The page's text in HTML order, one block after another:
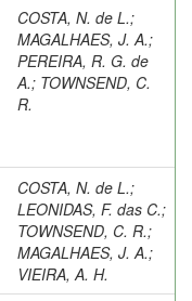
COSTA, N. de L.;
MAGALHAES, J. A.;
PEREIRA, R. G. de
A.; TOWNSEND, C.
R.
COSTA, N. de L.;
LEONIDAS, F. das C.;
TOWNSEND, C. R.;
MAGALHAES, J. A.;
VIEIRA, A. H.